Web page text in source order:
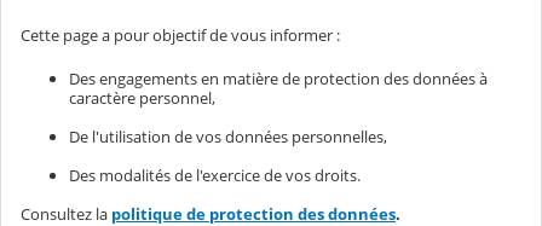
Cette page a pour objectif de vous informer :
Des engagements en matière de protection des données à
caractère personnel,
De l'utilisation de vos données personnelles,
Des modalités de l'exercice de vos droits.
Consultez la politique de protection des données.